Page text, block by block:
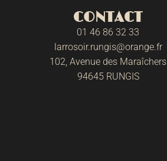
CONTACT
01 46 86 32 33
larrosoir.rungis@orange.fr
102, Avenue des Maraîchers
94645 RUNGIS